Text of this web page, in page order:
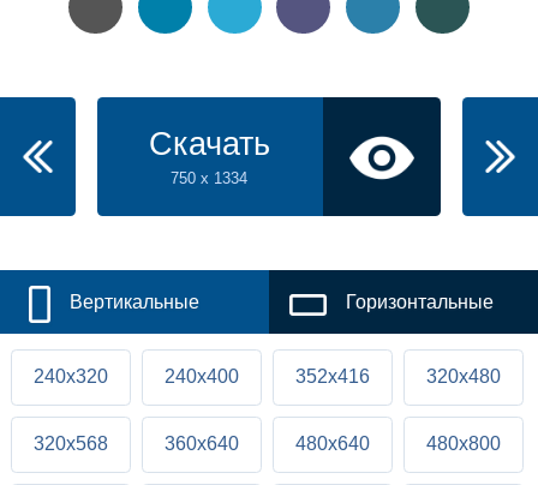
Скачать
750 x 1334
Вертикальные Горизонтальные
240x320 240x400 352x416 320x480
320x568 360x640 480x640 480x800